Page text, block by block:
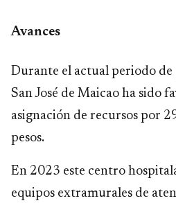
Avan​ces
​Durante el actual periodo
San José de Maicao ha sido
asignación de recursos por
pesos.
En 2023 este centro
equipos extramurales de